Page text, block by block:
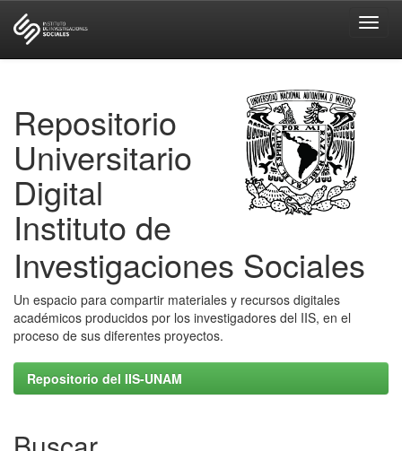
Repositorio
Universitario
Digital
Instituto de
Investigaciones Sociales
Un espacio para compartir materiales y recursos digitales
académicos producidos por los investigadores del IIS, en el
proceso de sus diferentes proyectos.
Repositorio del IIS-UNAM